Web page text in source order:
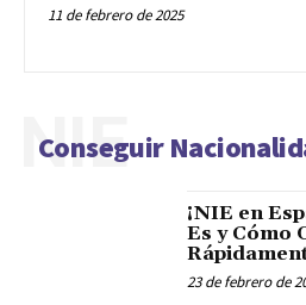
11 de febrero de 2025
Conseguir
NIE
¡NIE en
Es y Cómo
23 de febrero de